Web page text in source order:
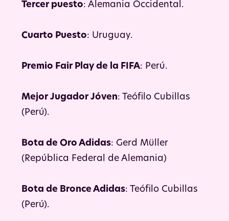
Tercer puesto: Alemania Occidental.
Cuarto Puesto: Uruguay.
Premio Fair Play de la FIFA: Perú.
Mejor Jugador Jóven: Teófilo Cubillas
(Perú).
Bota de Oro Adidas: Gerd Müller
(República Federal de Alemania)
Bota de Bronce Adidas: Teófilo Cubillas
(Perú).